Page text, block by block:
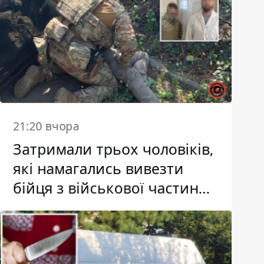
21:20 вчора
Затримали трьох чоловіків,
які намагались вивезти
бійця з військової частини
до Дніпра за 7 тисяч
доларів: серед них був лікар